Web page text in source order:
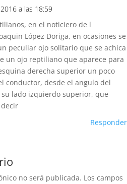
a las 18:59
en el noticiero de l
López Doriga, en ocasiones se
peculiar ojo solitario que se achica
un ojo reptiliano que aparece para
derecha superior un poco
conductor, desde el angulo del
lado izquierdo superior, que
Responder
no será publicada. Los campos